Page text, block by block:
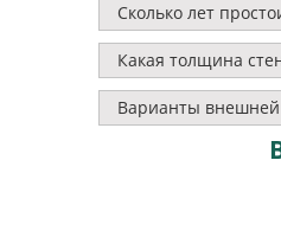
Сколько лет
Какая толщина
Варианты внешней